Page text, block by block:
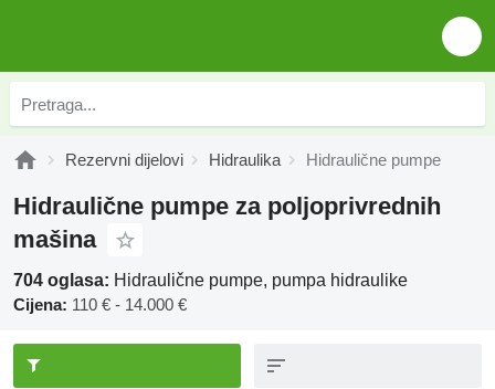
Rezervni dijelovi Hidraulika Hidraulične pumpe
Hidraulične pumpe za poljoprivrednih
mašina
704 oglasa: Hidraulične pumpe, pumpa hidraulike
Cijena: 110 € - 14.000 €